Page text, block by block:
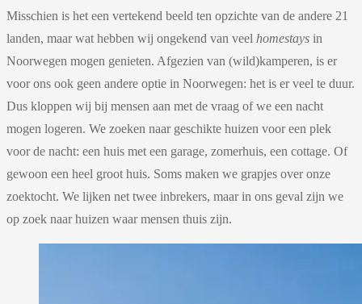
Misschien is het een vertekend beeld ten opzichte van de andere 21
landen, maar wat hebben wij ongekend van veel homestays in
Noorwegen mogen genieten. Afgezien van (wild)kamperen, is er
voor ons ook geen andere optie in Noorwegen: het is er veel te duur.
Dus kloppen wij bij mensen aan met de vraag of we een nacht
mogen logeren. We zoeken naar geschikte huizen voor een plek
voor de nacht: een huis met een garage, zomerhuis, een cottage. Of
gewoon een heel groot huis. Soms maken we grapjes over onze
zoektocht. We lijken net twee inbrekers, maar in ons geval zijn we
op zoek naar huizen waar mensen thuis zijn.